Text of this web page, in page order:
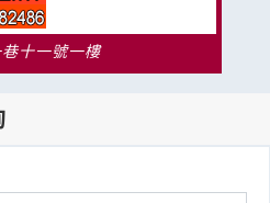
十一號一樓